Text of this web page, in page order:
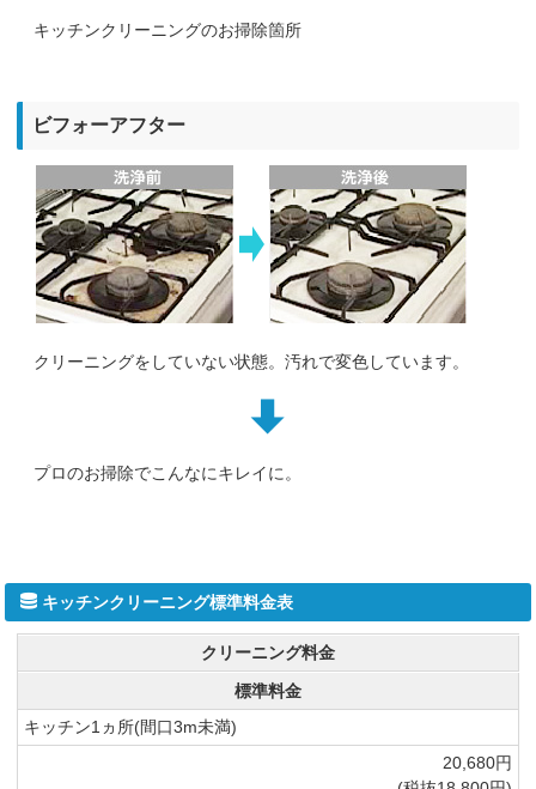
キッチンクリーニングのお掃除箇所
ビフォーアフター
クリーニングをしていない状態。汚れで変色しています。
プロのお掃除でこんなにキレイに。
キッチンクリーニング標準料金表
クリーニング料金
標準料金
キッチン1ヵ所(間口3m未満)
20,680円